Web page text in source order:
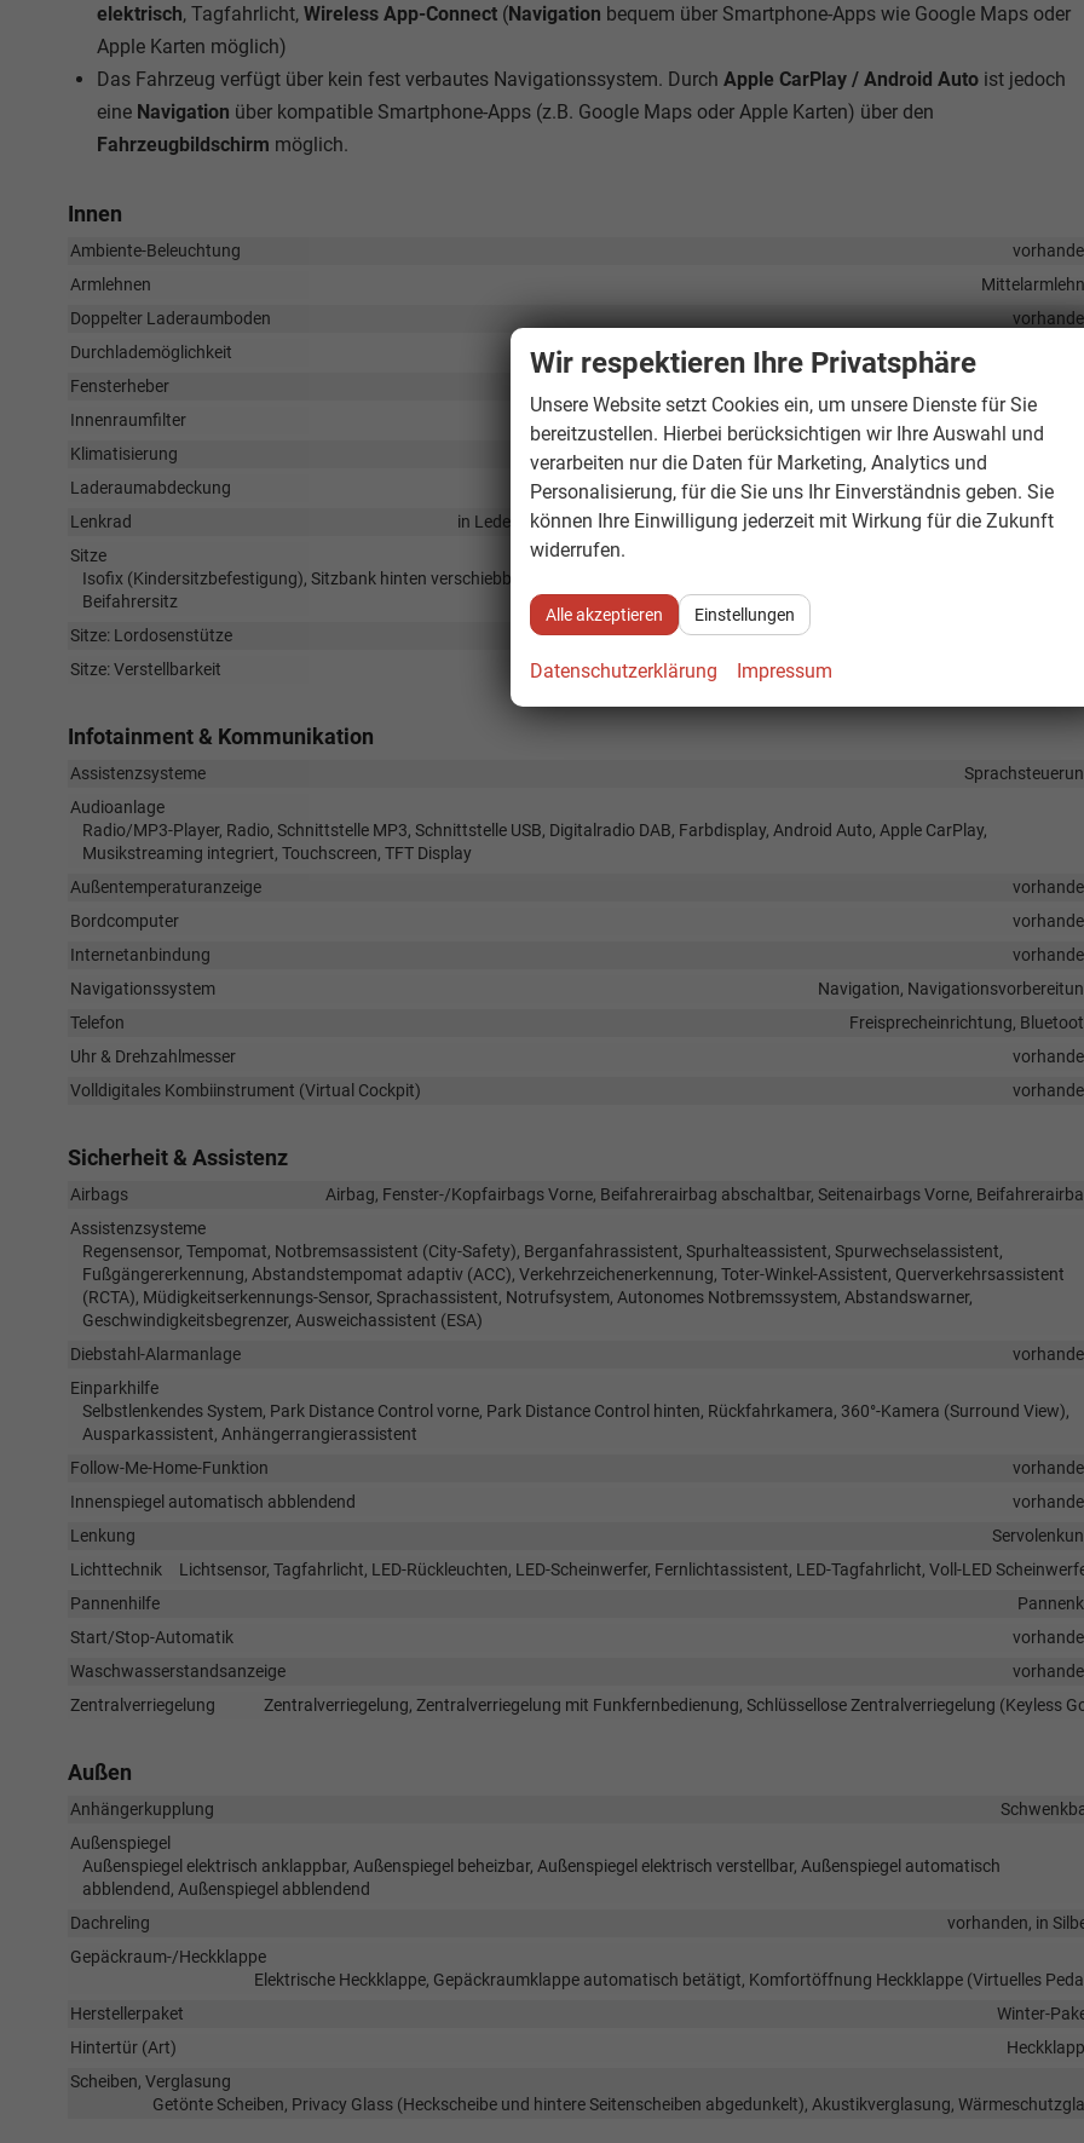
elektrisch, Tagfahrlicht, Wireless App-Connect (Navigation bequem über Smartphone-Apps wie Google Maps oder
Apple Karten möglich)
Das Fahrzeug verfügt über kein fest verbautes Navigationssystem. Durch Apple CarPlay / Android Auto ist jedoch
eine Navigation über kompatible Smartphone-Apps (z.B. Google Maps oder Apple Karten) über den
Fahrzeugbildschirm möglich.
Innen
Ambiente-Beleuchtung
Armlehnen
Doppelter Laderaumboden
Durchlademöglichkeit
Fensterheber
Innenraumfilter
Klimatisierung
Klimaautomatik, Klimaanlage hinten, 3-Zonen-Klimaautomatik
Laderaumabdeckung
vorhanden
Lenkrad
in Leder, höhenverstellbar, mit Multifunktionen, mit Lenkradheizung, mit Schaltwippen
Sitze
Isofix (Kindersitzbefestigung), Sitzbank hinten verschiebbar, Rücksitzbank hinten geteilt, Sitzheizung, Isofix Beifahrersitz, Umklappbarer
Beifahrersitz
Sitze: Lordosenstütze
Sitze: Verstellbarkeit
Höhenverstellbarer Fahrer- und Beifahrersitz
Infotainment & Kommunikation
Assistenzsysteme
Audioanlage
Radio/MP3-Player, Radio, Schnittstelle MP3, Schnittstelle USB, Digitalradio DAB, Farbdisplay, Android Auto, Apple CarPlay,
Musikstreaming integriert, Touchscreen, TFT Display
Außentemperaturanzeige
Bordcomputer
Internetanbindung
Navigationssystem
Navigation,
Telefon
Freisprecheinrichtung,
Uhr & Drehzahlmesser
Volldigitales Kombiinstrument (Virtual Cockpit)
Sicherheit & Assistenz
Airbags
Airbag, Fenster-/Kopfairbags Vorne, Beifahrerairbag abschaltbar, Seitenairbags Vorne,
Assistenzsysteme
Regensensor, Tempomat, Notbremsassistent (City-Safety), Berganfahrassistent, Spurhalteassistent, Spurwechselassistent,
Fußgängererkennung, Abstandstempomat adaptiv (ACC), Verkehrzeichenerkennung, Toter-Winkel-Assistent, Querverkehrsassistent
(RCTA), Müdigkeitserkennungs-Sensor, Sprachassistent, Notrufsystem, Autonomes Notbremssystem, Abstandswarner,
Geschwindigkeitsbegrenzer, Ausweichassistent (ESA)
Diebstahl-Alarmanlage
Einparkhilfe
Selbstlenkendes System, Park Distance Control vorne, Park Distance Control hinten, Rückfahrkamera, 360°-Kamera (Surround View),
Ausparkassistent, Anhängerrangierassistent
Follow-Me-Home-Funktion
Innenspiegel automatisch abblendend
Lenkung
Lichttechnik
Lichtsensor, Tagfahrlicht, LED-Rückleuchten, LED-Scheinwerfer, Fernlichtassistent, LED-Tagfahrlicht, Voll-LED
Pannenhilfe
Start/Stop-Automatik
Waschwasserstandsanzeige
Zentralverriegelung
Zentralverriegelung, Zentralverriegelung mit Funkfernbedienung, Schlüssellose Zentralverriegelung (Keyless
Außen
Anhängerkupplung
Außenspiegel
Außenspiegel elektrisch anklappbar, Außenspiegel beheizbar, Außenspiegel elektrisch verstellbar, Außenspiegel automatisch
abblendend, Außenspiegel abblendend
Dachreling
vorhanden, in
Gepäckraum-/Heckklappe
Elektrische Heckklappe, Gepäckraumklappe automatisch betätigt, Komfortöffnung Heckklappe (Virtuelles
Herstellerpaket
Winter-
Hintertür (Art)
Scheiben, Verglasung
Getönte Scheiben, Privacy Glass (Heckscheibe und hintere Seitenscheiben abgedunkelt), Akustikverglasung,
Wir respektieren Ihre Privatsphäre
Unsere Website setzt Cookies ein, um unsere Dienste für Sie
bereitzustellen. Hierbei berücksichtigen wir Ihre Auswahl und
verarbeiten nur die Daten für Marketing, Analytics und
Personalisierung, für die Sie uns Ihr Einverständnis geben. Sie
können Ihre Einwilligung jederzeit mit Wirkung für die Zukunft
widerrufen.
Alle akzeptieren Einstellungen
Datenschutzerklärung Impressum